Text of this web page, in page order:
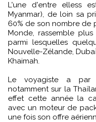
L'une d'entre elless est consacrée à la Thaïlande (+
Myanmar), de loin sa
60% de son nombre de
Monde, rassemble
parmi lesquelles
Nouvelle-Zélande,
Khaimah.
Le voyagiste a par
notamment sur la
effet cette année la
avec un moteur de
une fois son offre